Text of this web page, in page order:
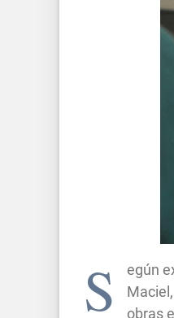
S
egún
obras